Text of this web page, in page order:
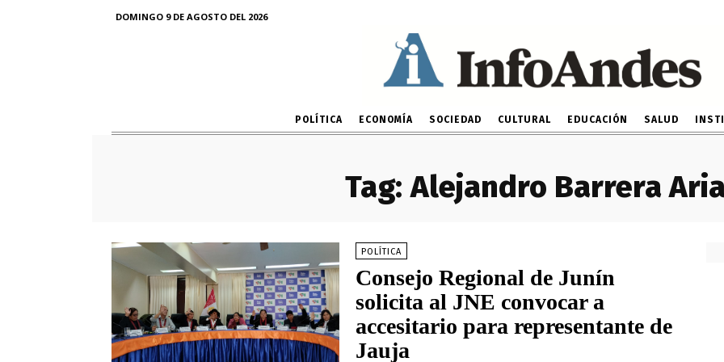
DOMINGO 9 DE AGOSTO DEL 2026
POLÍTICA ECONOMÍA SOCIEDAD CULTURAL EDUCACIÓN SALUD
Tag: Alejandro Barrera
POLÍTICA
Consejo Regional de Junín
solicita al JNE convocar a
accesitario para representante de
Jauja